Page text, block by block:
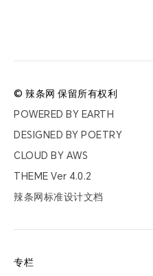
跑遍中国
票夹
友邻
关于
© 辣条网 保留所有权利
POWERED BY EARTH
DESIGNED BY POETRY
CLOUD BY AWS
THEME Ver 4.0.2
辣条网标准设计文档
专栏